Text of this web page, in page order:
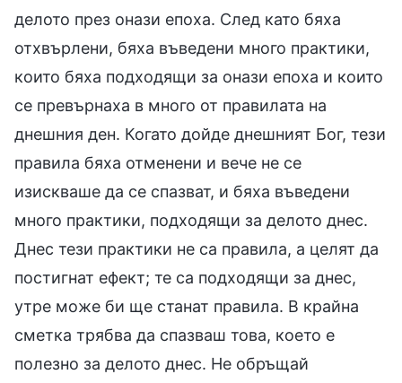
делото през онази епоха. След като бяха
отхвърлени, бяха въведени много практики,
които бяха подходящи за онази епоха и които
се превърнаха в много от правилата на
днешния ден. Когато дойде днешният Бог, тези
правила бяха отменени и вече не се
изискваше да се спазват, и бяха въведени
много практики, подходящи за делото днес.
Днес тези практики не са правила, а целят да
постигнат ефект; те са подходящи за днес,
утре може би ще станат правила. В крайна
сметка трябва да спазваш това, което е
полезно за делото днес. Не обръщай